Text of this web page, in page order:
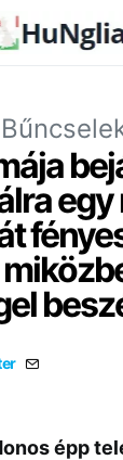
egy
épp